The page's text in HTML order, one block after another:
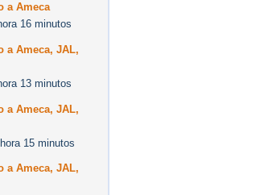
a Ameca
16 minutos
a Ameca, JAL,
13 minutos
a Ameca, JAL,
15 minutos
a Ameca, JAL,